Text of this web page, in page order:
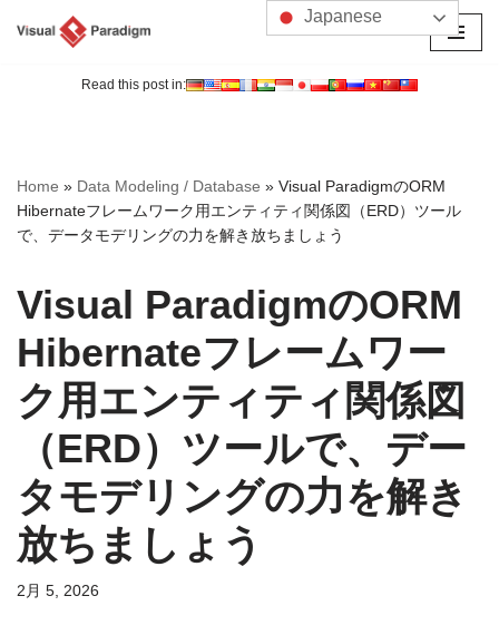
へ
ス
キ
プ
Read this post in:
Home » Data Modeling / Database » Visual ParadigmのORM
Hibernateフレームワーク用エンティティ関係図（ERD）ツール
で、データモデリングの力を解き放ちましょう
Visual ParadigmのORM
Hibernateフレームワー
ク用エンティティ関係図
（ERD）ツールで、デー
タモデリングの力を解き
放ちましょう
2月 5, 2026
Japanese